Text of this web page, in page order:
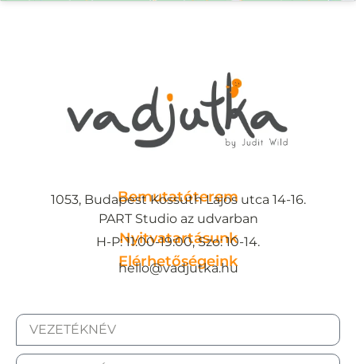
Bemutatóterem
1053, Budapest Kossuth Lajos utca 14-16.
PART Studio az udvarban
Nyitvatartásunk
H-P: 11:00-19:00, Szo: 10-14.
Elérhetőségeink
hello@vadjutka.hu